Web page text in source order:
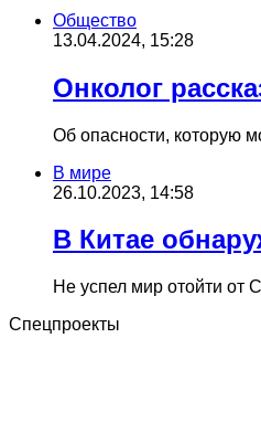
Общество
13.04.2024, 15:28
Онколог
Об опасности, которую
В мире
26.10.2023, 14:58
В Китае
Не успел мир отойти от
Спецпроекты